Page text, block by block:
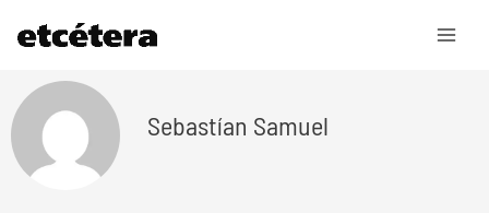
contenido
Sebastían Samuel